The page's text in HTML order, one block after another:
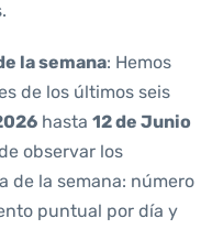
la semana: Hemos
de los últimos seis
hasta 12 de Junio
observar los
de la semana: número
puntual por día y